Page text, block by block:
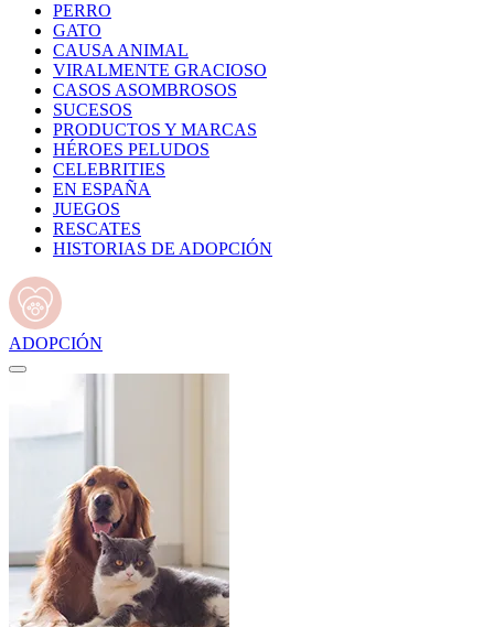
PERRO
GATO
CAUSA ANIMAL
VIRALMENTE GRACIOSO
CASOS ASOMBROSOS
SUCESOS
PRODUCTOS Y MARCAS
HÉROES PELUDOS
CELEBRITIES
EN ESPAÑA
JUEGOS
RESCATES
HISTORIAS DE ADOPCIÓN
ADOPCIÓN